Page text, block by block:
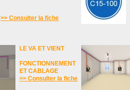
>> Consulter la fiche
LE VA ET VIENT
FONCTIONNEMENT
ET CABLAGE
>> Consulter la fiche